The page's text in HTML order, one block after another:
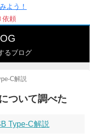
よう！
依頼